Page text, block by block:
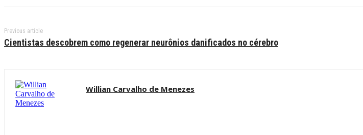
Previous article
Cientistas descobrem como regenerar neurônios danificados no cérebro
Willian Carvalho de Menezes